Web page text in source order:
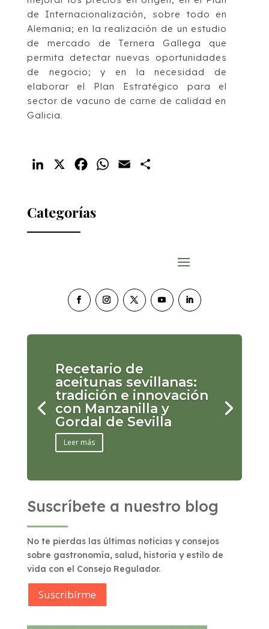
de Internacionalización, sobre todo en
Alemania; en la realización de un estudio
de mercado de Ternera Gallega que
permita detectar nuevas oportunidades
de negocio; y en la necesidad de
elaborar el Plan Estratégico para el
sector de vacuno de carne de calidad en
Galicia.
LinkedIn FacebookWhatsApp
Email
Categorías
Recetario de
aceitunas sevillanas:
tradición e innovación
con Manzanilla y
Gordal de Sevilla
Leer más
Suscríbete a nuestro blog
No te pierdas las últimas noticias y consejos
sobre gastronomía, salud, historia y estilo de
vida con el Consejo Regulador.
Suscribírme